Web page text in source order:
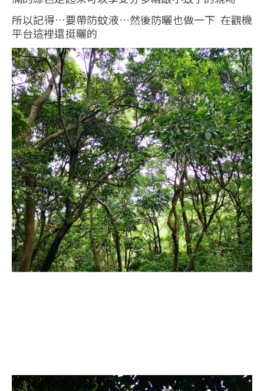
所以記得…要帶防蚊液…然後防曬也做一下 在觀機
平台這裡還挺曬的